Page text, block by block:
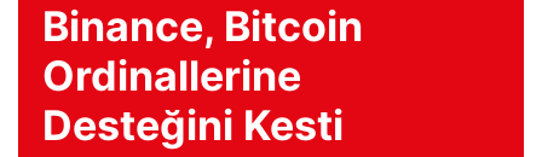
Binance, Bitcoin
Ordinallerine
Desteğini Kesti